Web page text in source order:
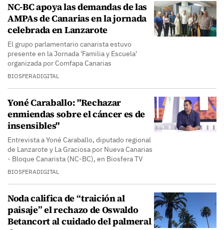
NC-BC apoya las demandas de las
AMPAs de Canarias en la jornada
celebrada en Lanzarote
El grupo parlamentario canarista estuvo
presente en la Jornada 'Familia y Escuela'
organizada por Comfapa Canarias
BIOSFERADIGITAL
Yoné Caraballo: "Rechazar
enmiendas sobre el cáncer es de
insensibles"
Entrevista a Yoné Caraballo, diputado regional
de Lanzarote y La Graciosa por Nueva Canarias
- Bloque Canarista (NC-BC), en Biosfera TV
BIOSFERADIGITAL
Noda califica de “traición al
paisaje” el rechazo de Oswaldo
Betancort al cuidado del palmeral